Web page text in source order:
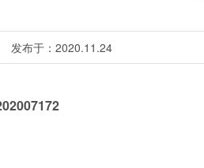
发布于：2020.11.24